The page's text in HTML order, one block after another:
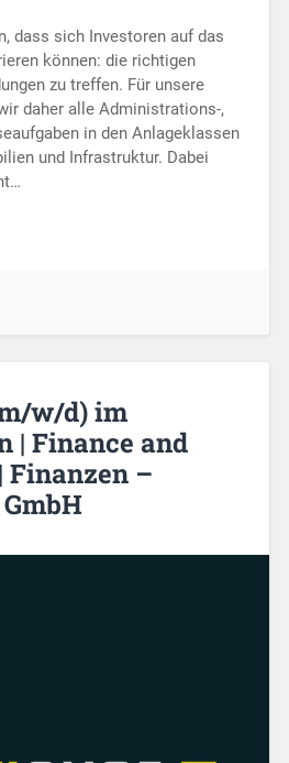
dass sich Investoren auf das
können: die richtigen
zu treffen. Für unsere
daher alle Administrations-,
in den Anlageklassen
und Infrastruktur. Dabei
w/d) im
| Finance and
Finanzen –